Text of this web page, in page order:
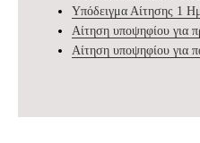
Υπόδειγμα Αίτησης 1
Αίτηση υποψηφίου για
Αίτηση υποψηφίου για